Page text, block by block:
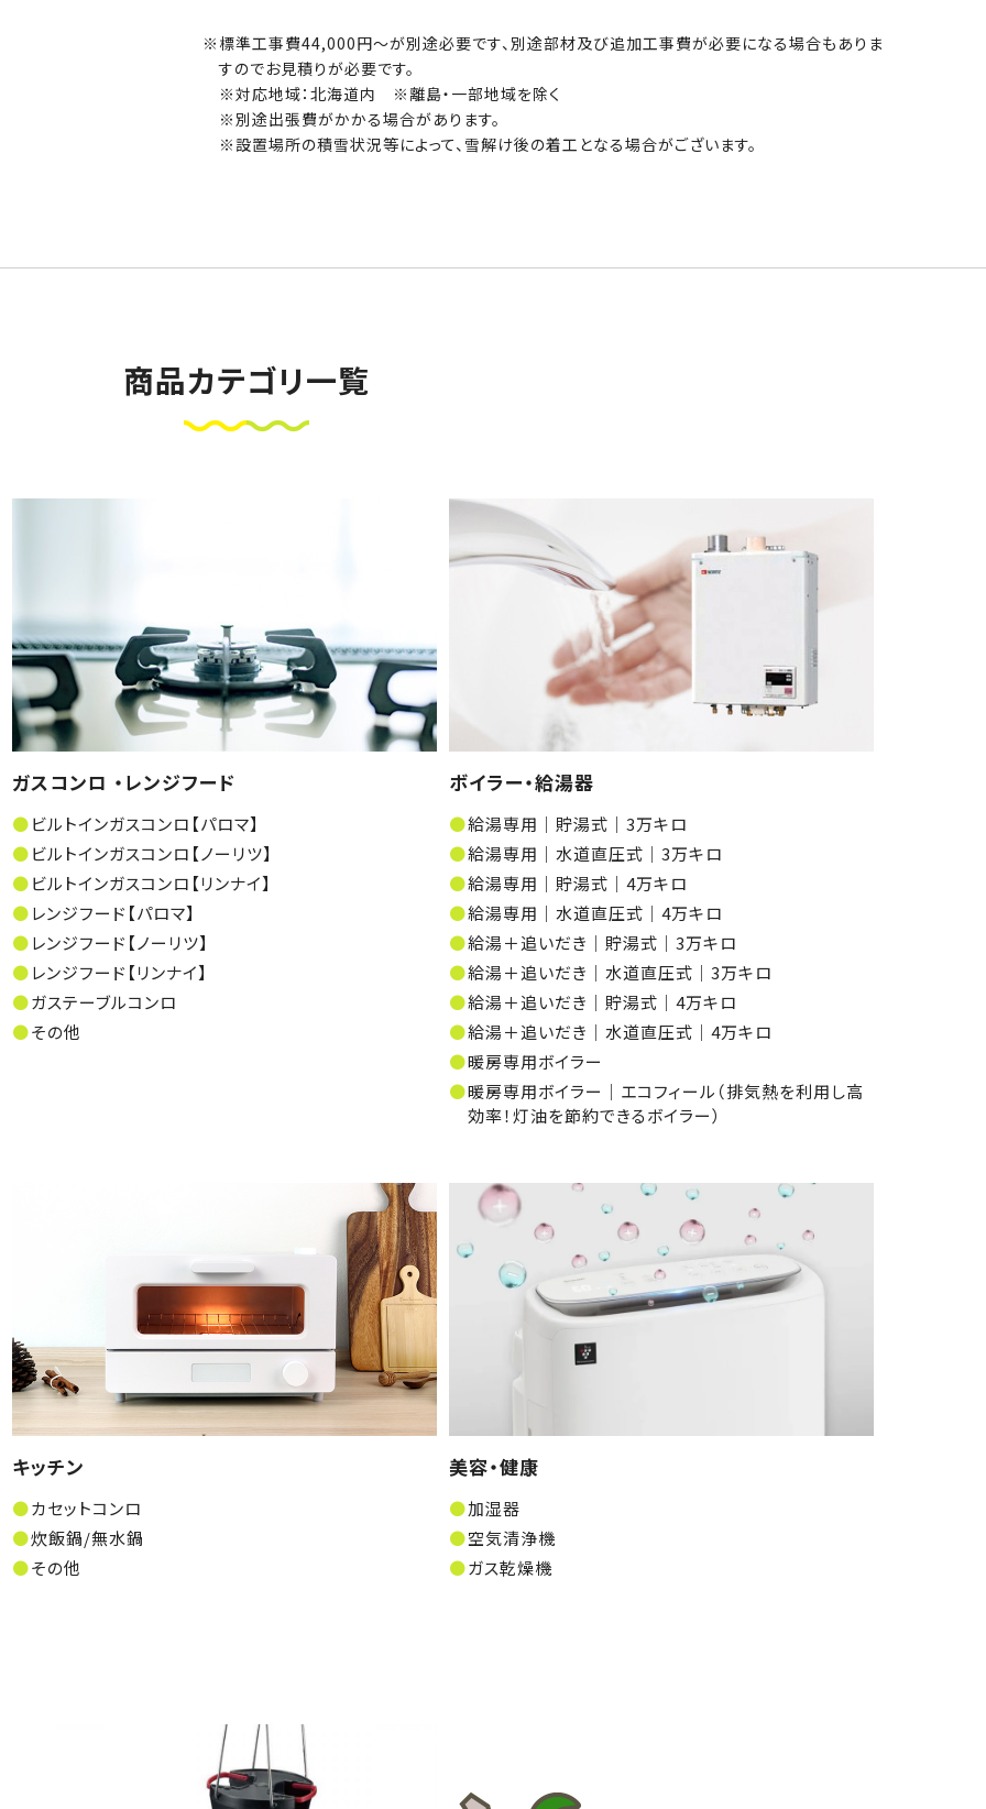
標準工事費44,000円～が別途必要です、別途部材及び追加工事費が必要になる場合もありま
すのでお見積りが必要です。
※対応地域：北海道内 ※離島・一部地域を除く
※別途出張費がかかる場合があります。
※設置場所の積雪状況等によって、雪解け後の着工となる場合がございます。
商品カテゴリ一覧
ガスコンロ ・レンジフード
ビルトインガスコンロ【パロマ】
ビルトインガスコンロ【ノーリツ】
ビルトインガスコンロ【リンナイ】
レンジフード【パロマ】
レンジフード【ノーリツ】
レンジフード【リンナイ】
ガステーブルコンロ
その他
ボイラー・給湯器
給湯専用│貯湯式│3万キロ
給湯専用│水道直圧式│3万キロ
給湯専用│貯湯式│4万キロ
給湯専用│水道直圧式│4万キロ
給湯＋追いだき│貯湯式│3万キロ
給湯＋追いだき│水道直圧式│3万キロ
給湯＋追いだき│貯湯式│4万キロ
給湯＋追いだき│水道直圧式│4万キロ
暖房専用ボイラー
暖房専用ボイラー│エコフィール（排気熱を利用し高
効率！灯油を節約できるボイラー）
キッチン
カセットコンロ
炊飯鍋/無水鍋
その他
美容・健康
加湿器
空気清浄機
ガス乾燥機